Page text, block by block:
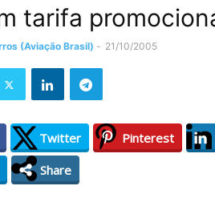
tarifa
(Aviação Brasil) - 21/10/2005
Twitter Pinterest
Share